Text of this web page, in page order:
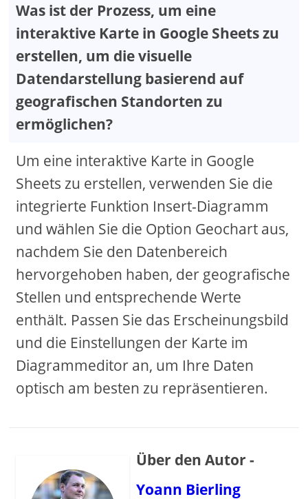
Was ist der Prozess, um eine
interaktive Karte in Google Sheets zu
erstellen, um die visuelle
Datendarstellung basierend auf
geografischen Standorten zu
ermöglichen?
Um eine interaktive Karte in Google
Sheets zu erstellen, verwenden Sie die
integrierte Funktion Insert-Diagramm
und wählen Sie die Option Geochart aus,
nachdem Sie den Datenbereich
hervorgehoben haben, der geografische
Stellen und entsprechende Werte
enthält. Passen Sie das Erscheinungsbild
und die Einstellungen der Karte im
Diagrammeditor an, um Ihre Daten
optisch am besten zu repräsentieren.
Über den Autor -
Yoann Bierling